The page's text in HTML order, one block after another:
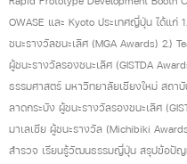
OWASE และ Kyoto ประเทศญี่ปุ่น ได้แ
ชนะรางวัลชนะเลิศ (MGA Awards) 2.)
ผู้ชนะรางวัลรองชนะเลิศ (GISTDA
ธรรมศาสตร์ มหาวิทยาลัยเชียงใหม่ สถา
ลาดกระบัง ผู้ชนะรางวัลรองชนะเลิศ
มาเลเซีย ผู้ชนะรางวัล (Michibiki
สำรวจ เรียนรู้วัฒนธรรมญี่ปุ่น สรุปข้อปั